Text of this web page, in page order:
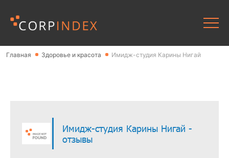
Главная Здоровье и красота Имидж-студия Карины Нигай
Имидж-студия Карины Нигай -
отзывы